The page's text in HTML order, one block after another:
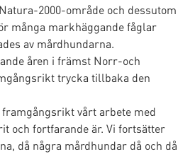
2000-område och dessutom
många markhäggande fåglar
av mårdhundarna.
åren i främst Norr-och
trycka tillbaka den
vårt arbete med
och fortfarande är. Vi fortsätter
då några mårdhundar då och då